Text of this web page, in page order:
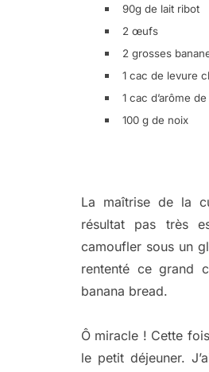
90g de lait ribot
2 œufs
2 grosses
1 cac de levure
1 cac d’arôme
100 g de noix
La maîtrise de la
résultat pas très
camoufler sous un
rententé ce grand
banana bread.
Ô miracle ! Cette
le petit déjeuner.